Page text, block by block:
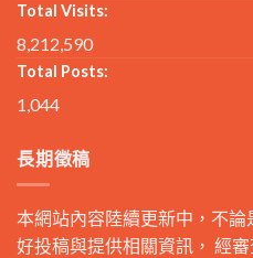
Total Visits:
8,212,590
Total Posts:
1,044
長期徵稿
本網站內容陸續更新中，不
好投稿與提供相關資訊， 經